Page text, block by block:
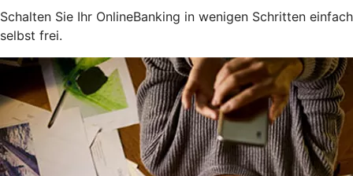
Schalten Sie Ihr OnlineBanking in wenigen Schritten einfach
selbst frei.